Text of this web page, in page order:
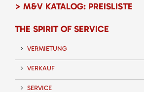
> M&V KATALOG: PREISLISTE
THE SPIRIT OF SERVICE
VERMIETUNG
VERKAUF
SERVICE